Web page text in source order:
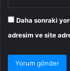
Daha sonraki
adresim ve site